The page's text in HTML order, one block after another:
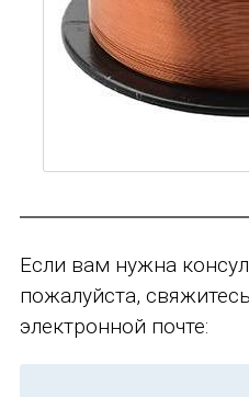
Если вам нужна
пожалуйста,
электронной почте: